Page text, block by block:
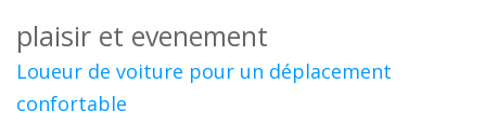
plaisir et evenement
Loueur de voiture pour un déplacement
confortable